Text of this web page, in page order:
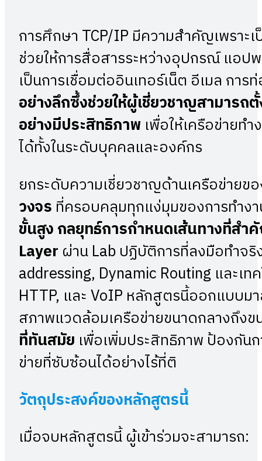
การศึกษา TCP/IP มีความสำคัญเพราะ
ช่วยให้การสื่อสารระหว่างอุปกรณ์ แอปพ
เป็นการเชื่อมต่ออินเทอร์เน็ต อีเมล การ
อย่างลึกซึ้งช่วยให้ผู้เชี่ยวชาญสามารถ
อย่างมีประสิทธิภาพ เพื่อให้เครือข่ายท
ได้ทั้งในระดับบุคคลและองค์กร
ยกระดับความเชี่ยวชาญด้านเครือข่าย
วงจร ที่ครอบคลุมทุกแง่มุมของการทำง
ขั้นสูง กลยุทธ์การกำหนดเส้นทางที่สำ
Layer ผ่าน Lab ปฏิบัติการที่ลงมือทำจริ
addressing, Dynamic Routing และเท
HTTP, และ VoIP หลักสูตรนี้ออกแบบม
สภาพแวดล้อมเครือข่ายขนาดกลางถึงข
ที่ทันสมัย เพื่อเพิ่มประสิทธิภาพ ป้องกัน
ข่ายที่ซับซ้อนได้อย่างไร้ที่ติ
วัตถุประสงค์ของหลักสูตรนี้
เมื่อจบหลักสูตรนี้ ผู้เข้าร่วมจะสามารถ: